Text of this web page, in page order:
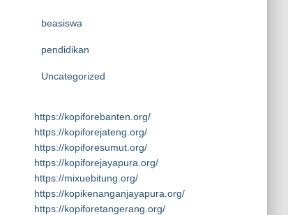
beasiswa
pendidikan
Uncategorized
https://kopiforebanten.org/
https://kopiforejateng.org/
https://kopiforesumut.org/
https://kopiforejayapura.org/
https://mixuebitung.org/
https://kopikenanganjayapura.org/
https://kopiforetangerang.org/